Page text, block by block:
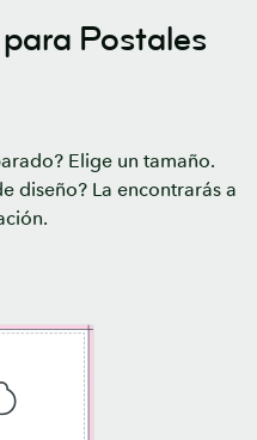
Postales
Elige un tamaño.
diseño? La encontrarás a